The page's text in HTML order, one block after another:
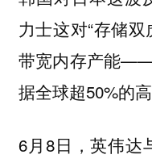
力士这对“存储
带宽内存产能
据全球超50%的高
6月8日，英伟达